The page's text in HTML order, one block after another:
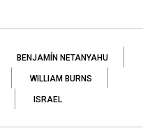
BENJAMÍN NETANYAHU
WILLIAM BURNS
ISRAEL